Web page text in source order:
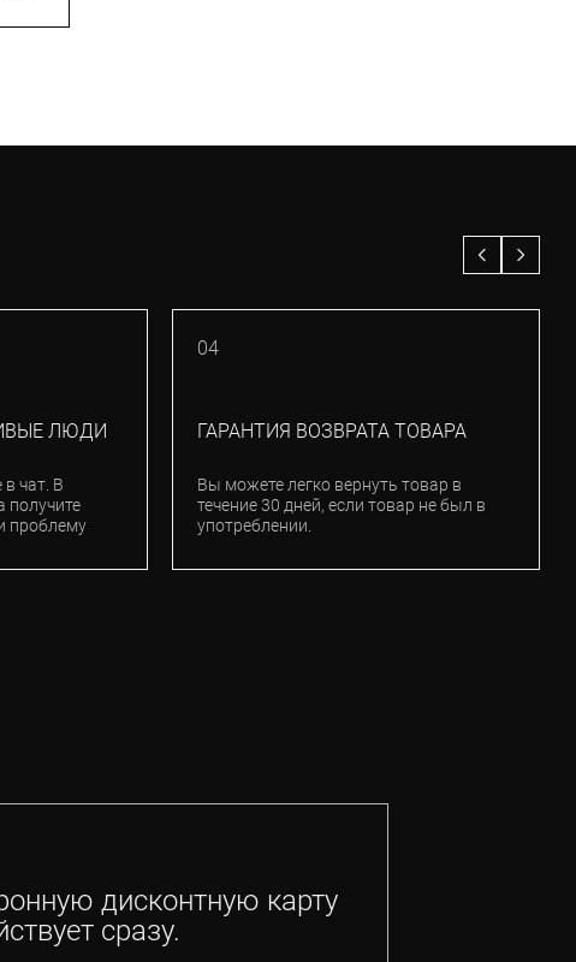
ЛЮДИ
чат. В
получите
проблему
04
ГАРАНТИЯ ВОЗВРАТА ТОВАРА
Вы можете легко вернуть товар в
течение 30 дней, если товар не был в
употреблении.
дисконтную карту
сразу.